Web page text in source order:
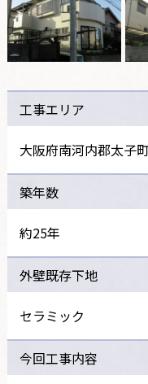
工事エリア
大阪府南河内郡太子
築年数
約25年
外壁既存下地
セラミック
今回工事内容